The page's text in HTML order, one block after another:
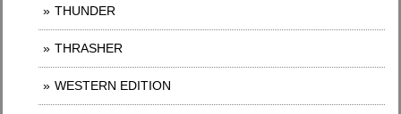
THUNDER
THRASHER
WESTERN EDITION